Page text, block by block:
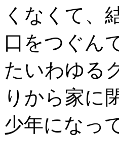
くなくて、
口をつぐん
たいわゆる
りから家に
少年になっ